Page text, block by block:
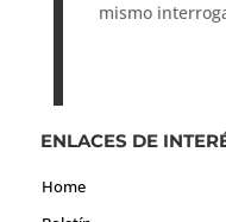
mismo
ENLACES DE
Home